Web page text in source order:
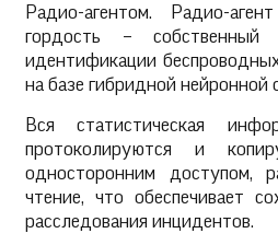
Радио-агентом. Радио-
гордость – собственный
идентификации
на базе гибридной нейронной
Вся статистическая
протоколируются и
односторонним доступом,
чтение, что обеспечивает
расследования инцидентов.